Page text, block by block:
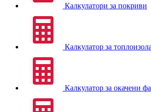
Калкулатори за покриви
Калкулатор за
Калкулатор за окачени